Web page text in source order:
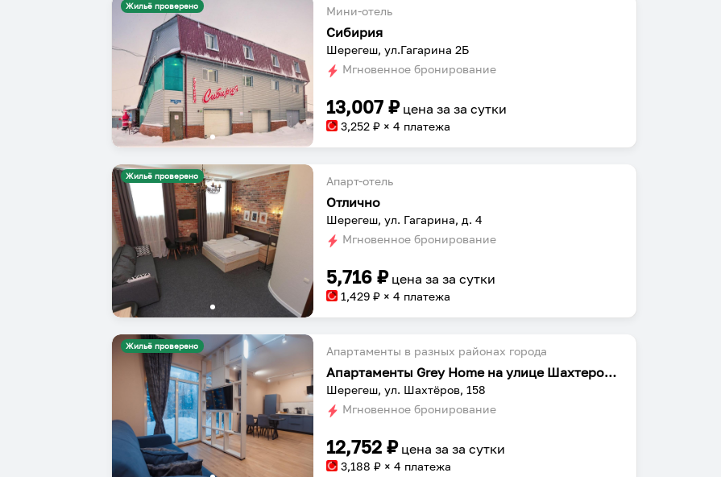
Жильё проверено Мини-отель
Сибирия
Шерегеш, ул.Гагарина 2Б
Мгновенное бронирование
13,007 ₽ цена заза сутки
3,252 ₽ × 4 платежа
Жильё проверено Апарт-отель
Отлично
Шерегеш, ул. Гагарина, д. 4
Мгновенное бронирование
5,716 ₽ цена заза сутки
1,429 ₽ × 4 платежа
Жильё проверено Апартаменты в разных районах города
Апартаменты Grey Home на улице Шахтеров 158
Шерегеш, ул. Шахтёров, 158
Мгновенное бронирование
12,752 ₽ цена заза сутки
3,188 ₽ × 4 платежа